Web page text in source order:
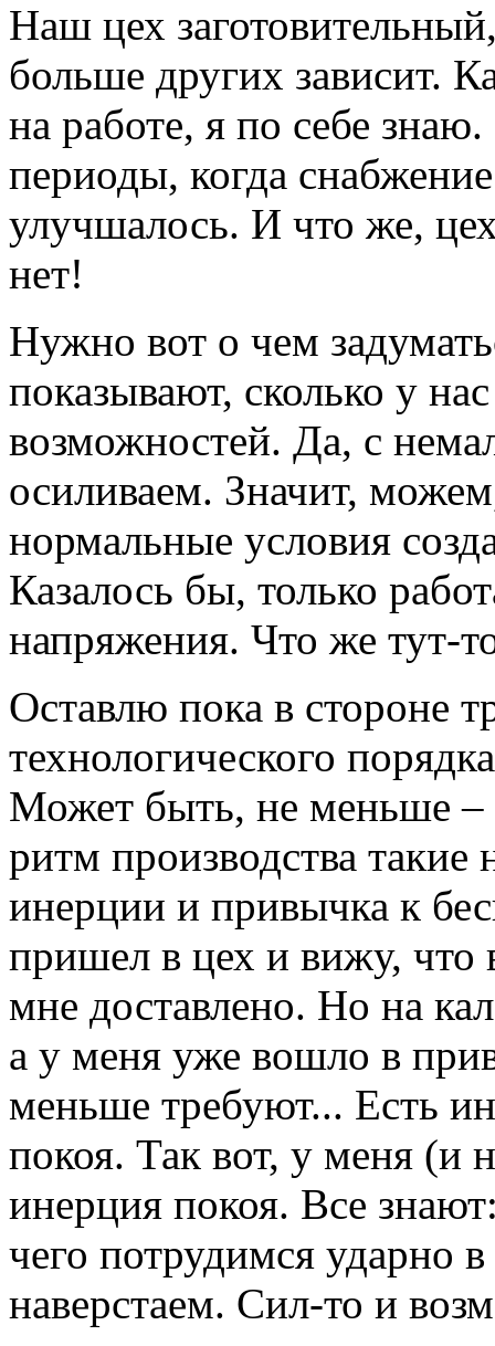
Наш цех
больше других зависит.
на работе, я по себе
периоды, когда
улучшалось. И что же,
нет!
Нужно вот о чем
показывают, сколько у
возможностей. Да, с
осиливаем. Значит,
нормальные условия
Казалось бы, только
напряжения. Что же тут-
Оставлю пока в стороне
технологического
Может быть, не меньше –
ритм производства
инерции и привычка к
пришел в цех и вижу, что
мне доставлено. Но на
а у меня уже вошло в
меньше требуют... Есть
покоя. Так вот, у меня (и
инерция покоя. Все
чего потрудимся ударно
наверстаем. Сил-то и